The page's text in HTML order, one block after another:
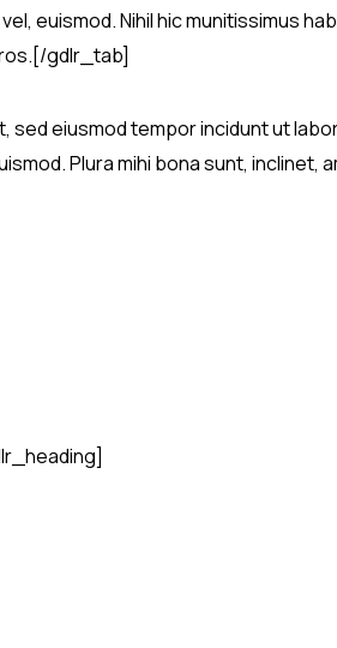
euismod. Nihil hic munitissimus
gdlr_tab]
eiusmod tempor incidunt ut
Plura mihi bona sunt,